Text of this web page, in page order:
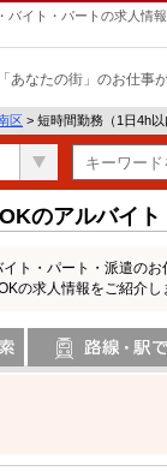
バイト・パートの求人情
「あなたの街」のお仕事
区 > 短時間勤務（1日4h
のアルバイ
ト・パート・派遣のお
の求人情報をご紹介し